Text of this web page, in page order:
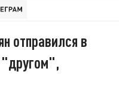
отправился в
"другом",